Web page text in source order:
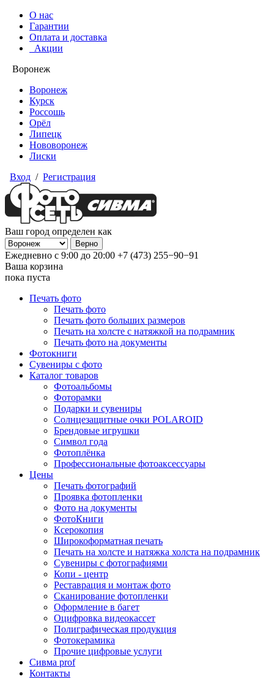
О нас
Гарантии
Оплата и доставка
Акции
Воронеж
Воронеж
Курск
Россошь
Орёл
Липецк
Нововоронеж
Лиски
Вход / Регистрация
Ваш город определен как
Ежедневно с 9:00 до 20:00 +7 (473) 255−90−91
Ваша корзина
пока пуста
Печать фото
Печать фото
Печать фото больших размеров
Печать на холсте с натяжкой на подрамник
Печать фото на документы
Фотокниги
Сувениры с фото
Каталог товаров
Фотоальбомы
Фоторамки
Подарки и сувениры
Солнцезащитные очки POLAROID
Брендовые игрушки
Символ года
Фотоплёнка
Профессиональные фотоаксессуары
Цены
Печать фотографий
Проявка фотопленки
Фото на документы
ФотоКниги
Ксерокопия
Широкоформатная печать
Печать на холсте и натяжка холста на подрамник
Сувениры с фотографиями
Копи - центр
Реставрация и монтаж фото
Сканирование фотопленки
Оформление в багет
Оцифровка видеокассет
Полиграфическая продукция
Фотокерамика
Прочие цифровые услуги
Сивма prof
Контакты